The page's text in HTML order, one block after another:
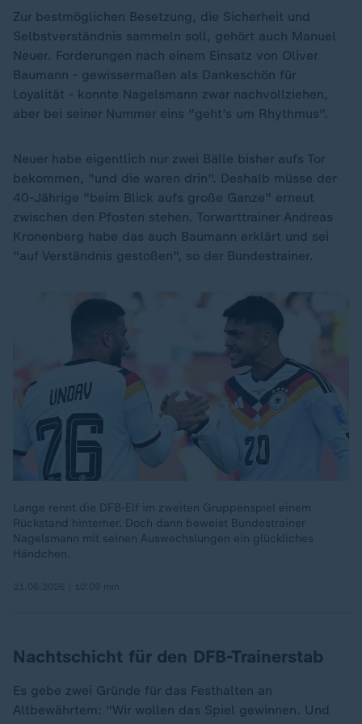
Zur bestmöglichen Besetzung, die Sicherheit und
Selbstverständnis sammeln soll, gehört auch Manuel
Neuer. Forderungen nach einem Einsatz von Oliver
Baumann - gewissermaßen als Dankeschön für
Loyalität - konnte Nagelsmann zwar nachvollziehen,
aber bei seiner Nummer eins "geht’s um Rhythmus".
Neuer habe eigentlich nur zwei Bälle bisher aufs Tor
bekommen, "und die waren drin". Deshalb müsse der
40-Jährige "beim Blick aufs große Ganze" erneut
zwischen den Pfosten stehen. Torwarttrainer Andreas
Kronenberg habe das auch Baumann erklärt und sei
"auf Verständnis gestoßen", so der Bundestrainer.
Lange rennt die DFB-Elf im zweiten Gruppenspiel einem
Rückstand hinterher. Doch dann beweist Bundestrainer
Nagelsmann mit seinen Auswechslungen ein glückliches
Händchen.
Nachtschicht für den DFB-Trainerstab
Es gebe zwei Gründe für das Festhalten an
Altbewährtem: "Wir wollen das Spiel gewinnen. Und